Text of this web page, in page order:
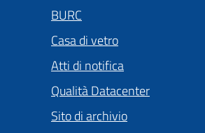
BURC
Casa di vetro
Atti di notifica
Qualità Datacenter
Sito di archivio